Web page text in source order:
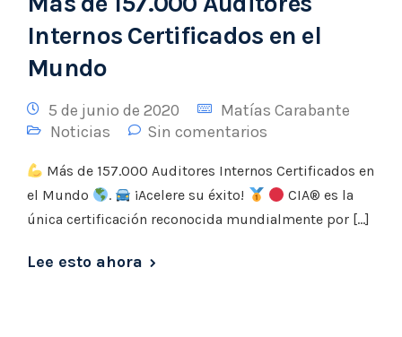
Internos Certificados en el
Mundo
5 de junio de 2020
Matías Carabante
Noticias
Sin comentarios
Más de 157.000 Auditores Internos Certificados en
el Mundo
. ¡Acelere su éxito!
CIA® es la
única certificación reconocida mundialmente por […]
Lee esto ahora